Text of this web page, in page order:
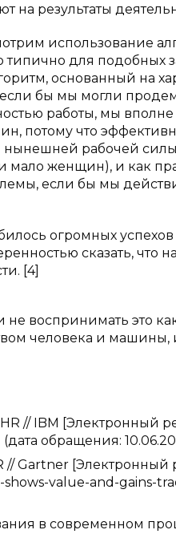
на результаты
использование
типично для
основанный на
бы мы могли
работы, мы
потому что
нынешней рабочей
женщин), и как
если бы мы
огромных
сказать, что
[4]
не воспринимать это
человека и
HR // IBM [Электронный
обращения:
// Gartner
value-and-gains-
в современном